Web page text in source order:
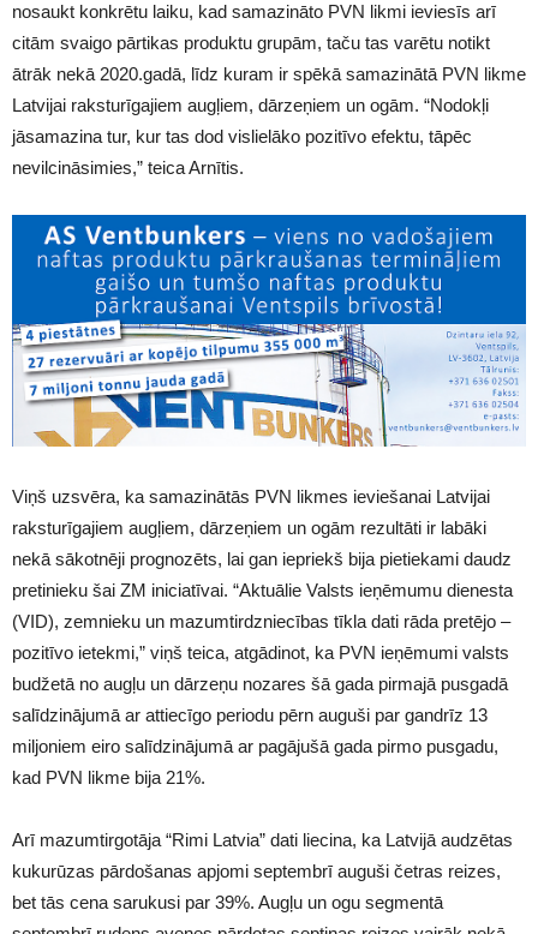
nosaukt konkrētu laiku, kad samazināto PVN likmi ieviesīs arī
citām svaigo pārtikas produktu grupām, taču tas varētu notikt
ātrāk nekā 2020.gadā, līdz kuram ir spēkā samazinātā PVN likme
Latvijai raksturīgajiem augļiem, dārzeņiem un ogām. “Nodokļi
jāsamazina tur, kur tas dod vislielāko pozitīvo efektu, tāpēc
nevilcināsimies,” teica Arnītis.
Viņš uzsvēra, ka samazinātās PVN likmes ieviešanai Latvijai
raksturīgajiem augļiem, dārzeņiem un ogām rezultāti ir labāki
nekā sākotnēji prognozēts, lai gan iepriekš bija pietiekami daudz
pretinieku šai ZM iniciatīvai. “Aktuālie Valsts ieņēmumu dienesta
(VID), zemnieku un mazumtirdzniecības tīkla dati rāda pretējo –
pozitīvo ietekmi,” viņš teica, atgādinot, ka PVN ieņēmumi valsts
budžetā no augļu un dārzeņu nozares šā gada pirmajā pusgadā
salīdzinājumā ar attiecīgo periodu pērn auguši par gandrīz 13
miljoniem eiro salīdzinājumā ar pagājušā gada pirmo pusgadu,
kad PVN likme bija 21%.
Arī mazumtirgotāja “Rimi Latvia” dati liecina, ka Latvijā audzētas
kukurūzas pārdošanas apjomi septembrī auguši četras reizes,
bet tās cena sarukusi par 39%. Augļu un ogu segmentā